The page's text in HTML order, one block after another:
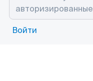
Войти